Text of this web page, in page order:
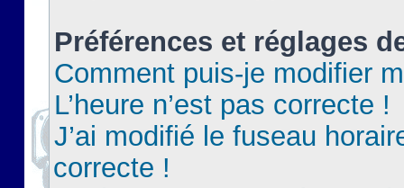
Préférences et réglages
Comment puis-je modifier
L’heure n’est pas correcte !
J’ai modifié le fuseau
correcte !